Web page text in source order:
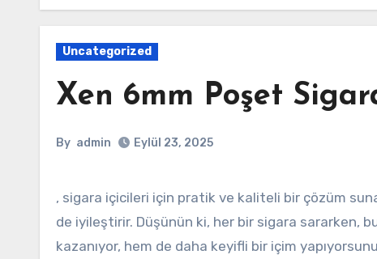
Uncategorized
Xen 6mm Poşet
By admin Eylül 23, 2025
, sigara içicileri için pratik ve kaliteli bir çözüm
de iyileştirir. Düşünün ki, her bir sigara sararken,
kazanıyor, hem de daha keyifli bir içim